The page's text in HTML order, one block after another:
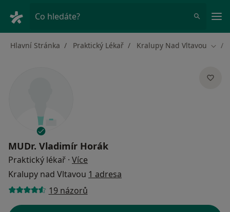
Co hledáte?
Hlavní Stránka Praktický Lékař Kralupy Nad Vltavou
MUDr. Vladimír Horák
Praktický lékař · Více
Kralupy nad Vltavou 1 adresa
19 názorů